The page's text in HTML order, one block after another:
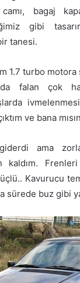
bagaj
gibi
tanesi.
1.7 turbo motora
falan çok
ve bana
ama
kaldım.
Kavurucu
sürede buz gibi